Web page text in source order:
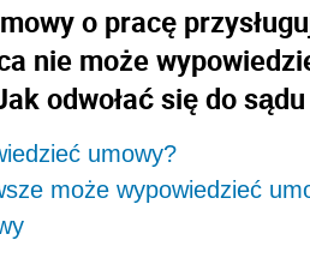
o pracę
nie może
odwołać się do
umowy?
może wypowiedzieć